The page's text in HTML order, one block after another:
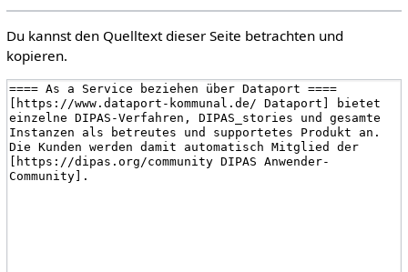
Du kannst den Quelltext dieser Seite betrachten und
kopieren.